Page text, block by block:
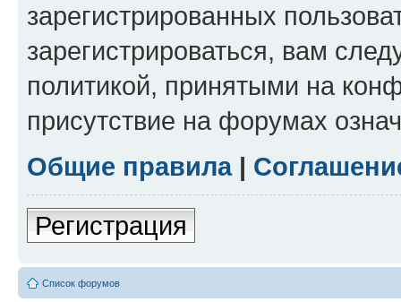
зарегистрированных
зарегистрироваться, вам
политикой, принятыми на
присутствие на форумах
Общие правила|
Регистрация
Список форумов